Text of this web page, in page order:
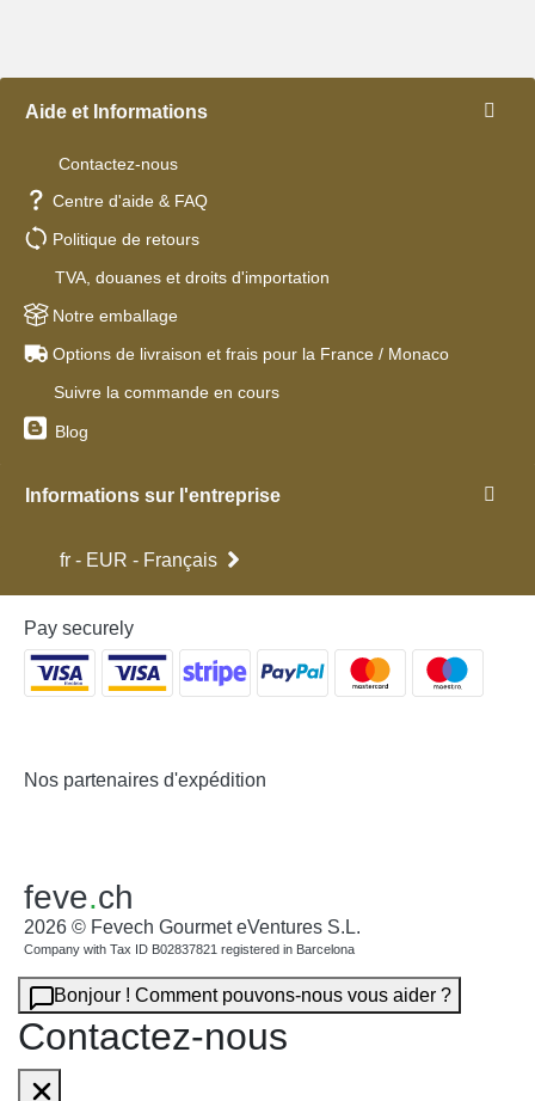
Aide et Informations
Contactez-nous
Centre d'aide & FAQ
Politique de retours
TVA, douanes et droits d'importation
Notre emballage
Options de livraison et frais pour la France / Monaco
Suivre la commande en cours
Blog
Informations sur l'entreprise
fr - EUR - Français
Pay securely
Nos partenaires d'expédition
feve.ch
2026 © Fevech Gourmet eVentures S.L.
Company with Tax ID B02837821 registered in Barcelona
Bonjour ! Comment pouvons-nous vous aider ?
Contactez-nous